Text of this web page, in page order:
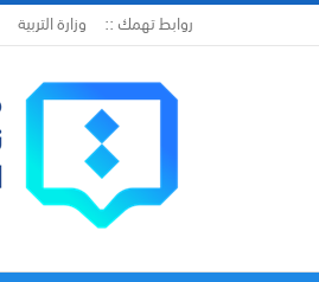
روابط تهمك :: وزارة التربية